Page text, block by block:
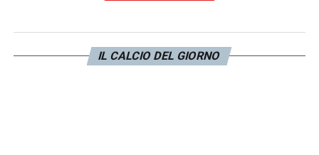
LA PLAYLIST DELLE NOSTRE TOP NEWS
IL CALCIO DEL GIORNO